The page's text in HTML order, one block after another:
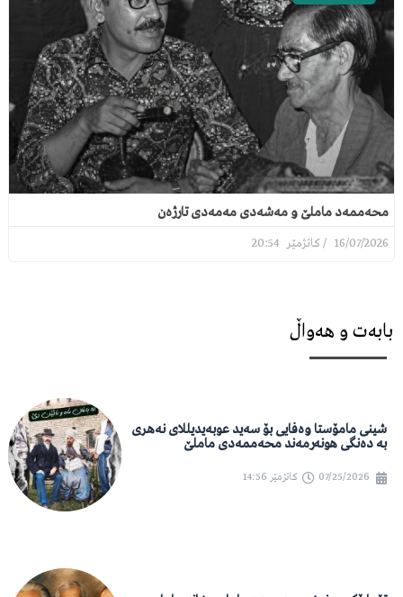
محەممەد ماملێ و مەشەدی مەمەدی تارژەن
16/07/2026
بابەت و هەواڵ
شینی مامۆستا وەفایی بۆ سەید عوبەیدیللای نەهری
بە دەنگی هونەرمەند محەممەدی ماملێ
07/25/2026 کاتژمێر 14:56